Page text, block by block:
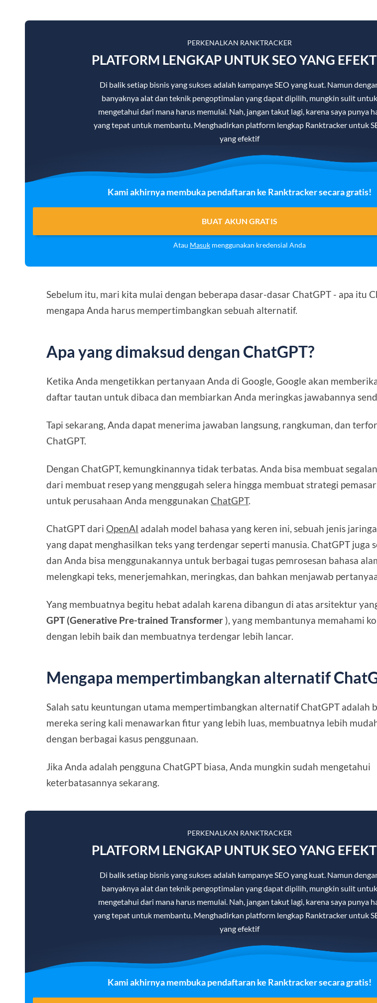
PERKENALKAN RANKTRACKER
PLATFORM LENGKAP UNTUK SEO YANG
Di balik setiap bisnis yang sukses adalah kampanye SEO yang kuat. Namun
banyaknya alat dan teknik pengoptimalan yang dapat dipilih, mungkin sulit untuk
mengetahui dari mana harus memulai. Nah, jangan takut lagi, karena saya punya
yang tepat untuk membantu. Menghadirkan platform lengkap Ranktracker untuk
yang efektif
Kami akhirnya membuka pendaftaran ke Ranktracker secara gratis!
BUAT AKUN GRATIS
Atau Masuk menggunakan kredensial Anda
Sebelum itu, mari kita mulai dengan beberapa dasar-dasar ChatGPT - apa itu
mengapa Anda harus mempertimbangkan sebuah alternatif.
Apa yang dimaksud dengan ChatGPT?
Ketika Anda mengetikkan pertanyaan Anda di Google, Google akan
daftar tautan untuk dibaca dan membiarkan Anda meringkas jawabannya
Tapi sekarang, Anda dapat menerima jawaban langsung, rangkuman, dan
ChatGPT.
Dengan ChatGPT, kemungkinannya tidak terbatas. Anda bisa membuat
dari membuat resep yang menggugah selera hingga membuat strategi
untuk perusahaan Anda menggunakan ChatGPT.
ChatGPT dari OpenAI adalah model bahasa yang keren ini, sebuah jenis
yang dapat menghasilkan teks yang terdengar seperti manusia. ChatGPT juga
dan Anda bisa menggunakannya untuk berbagai tugas pemrosesan bahasa
melengkapi teks, menerjemahkan, meringkas, dan bahkan menjawab
Yang membuatnya begitu hebat adalah karena dibangun di atas arsitektur
GPT (Generative Pre-trained Transformer), yang membantunya memahami
dengan lebih baik dan membuatnya terdengar lebih lancar.
Mengapa mempertimbangkan alternatif
Salah satu keuntungan utama mempertimbangkan alternatif ChatGPT adalah
mereka sering kali menawarkan fitur yang lebih luas, membuatnya lebih
dengan berbagai kasus penggunaan.
Jika Anda adalah pengguna ChatGPT biasa, Anda mungkin sudah mengetahui
keterbatasannya sekarang.
PERKENALKAN RANKTRACKER
PLATFORM LENGKAP UNTUK SEO YANG
Di balik setiap bisnis yang sukses adalah kampanye SEO yang kuat. Namun
banyaknya alat dan teknik pengoptimalan yang dapat dipilih, mungkin sulit untuk
mengetahui dari mana harus memulai. Nah, jangan takut lagi, karena saya punya
yang tepat untuk membantu. Menghadirkan platform lengkap Ranktracker untuk
yang efektif
Kami akhirnya membuka pendaftaran ke Ranktracker secara gratis!